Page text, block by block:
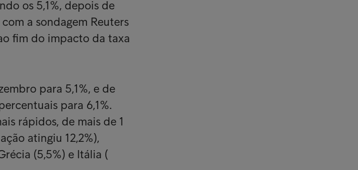
os 5,1%, depois de
a sondagem Reuters
fim do impacto da taxa
para 5,1%, e de
para 6,1%.
rápidos, de mais de 1
atingiu 12,2%),
(5,5%) e Itália (